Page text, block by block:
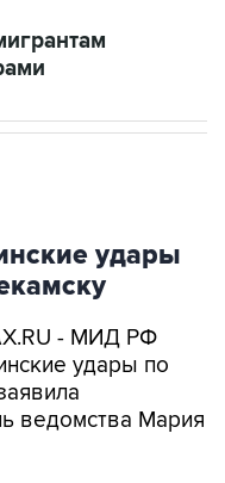
удары
- МИД РФ
удары по
ведомства Мария